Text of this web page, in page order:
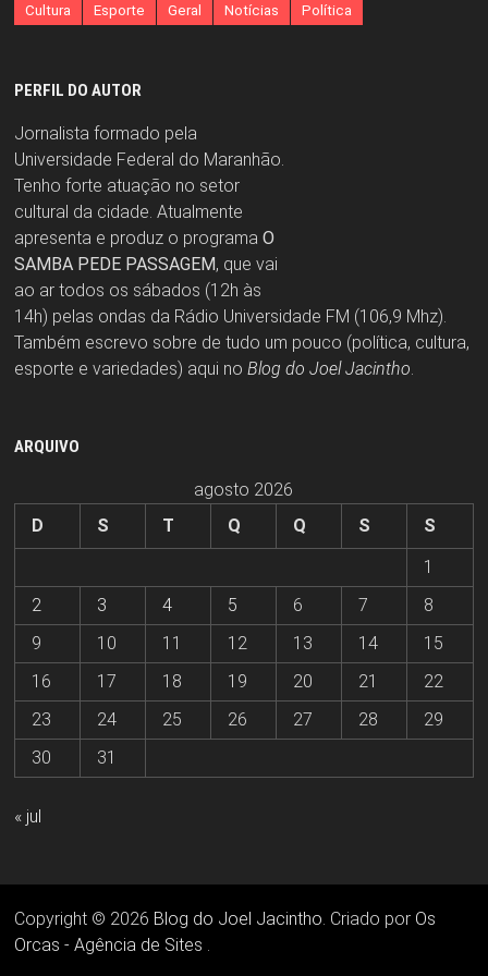
Cultura Esporte Geral Notícias Política
PERFIL DO AUTOR
Jornalista formado pela
Universidade Federal do Maranhão.
Tenho forte atuação no setor
cultural da cidade. Atualmente
apresenta e produz o programa O
SAMBA PEDE PASSAGEM, que vai
ao ar todos os sábados (12h às
14h) pelas ondas da Rádio Universidade FM (106,9 Mhz).
Também escrevo sobre de tudo um pouco (política, cultura,
esporte e variedades) aqui no Blog do Joel Jacintho.
ARQUIVO
agosto 2026
D
S T Q Q S
S
1
2
3 4 5 6 7
8
9
10 11 12 13 14
15
16
17 18 19 20 21
22
23
24 25 26 27 28
29
30
31
« jul
Copyright © 2026 Blog do Joel Jacintho. Criado por Os
Orcas - Agência de Sites .